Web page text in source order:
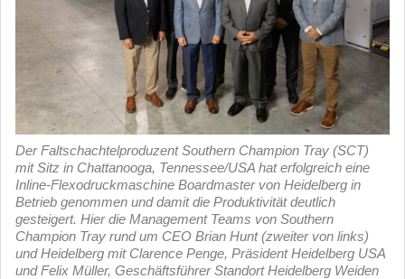
Der Faltschachtelproduzent Southern Champion Tray (SCT)
mit Sitz in Chattanooga, Tennessee/USA hat erfolgreich eine
Inline-Flexodruckmaschine Boardmaster von Heidelberg in
Betrieb genommen und damit die Produktivität deutlich
gesteigert. Hier die Management Teams von Southern
Champion Tray rund um CEO Brian Hunt (zweiter von links)
und Heidelberg mit Clarence Penge, Präsident Heidelberg USA
und Felix Müller, Geschäftsführer Standort Heidelberg Weiden